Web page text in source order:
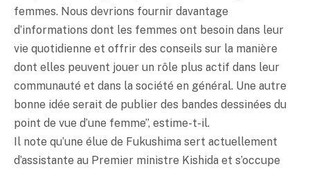
femmes. Nous devrions fournir davantage
d’informations dont les femmes ont besoin dans leur
vie quotidienne et offrir des conseils sur la manière
dont elles peuvent jouer un rôle plus actif dans leur
communauté et dans la société en général. Une autre
bonne idée serait de publier des bandes dessinées du
point de vue d’une femme”, estime-t-il.
Il note qu’une élue de Fukushima sert actuellement
d’assistante au Premier ministre Kishida et s’occupe